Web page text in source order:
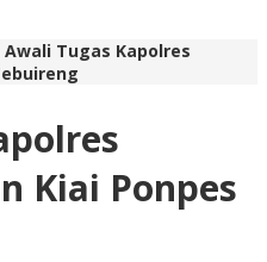
Awali Tugas Kapolres
Kiai Ponpes